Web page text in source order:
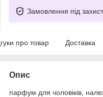
Замовлення під
про товар Доставка
Опис
парфум для чоловіків,